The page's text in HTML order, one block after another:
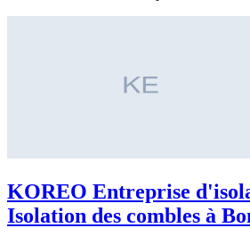
KOREO Entreprise
Isolation des combles à